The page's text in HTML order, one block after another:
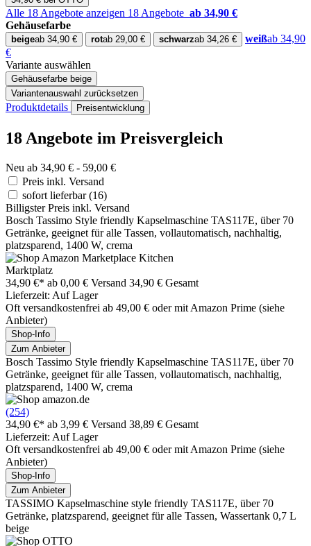
Alle 18 Angebote anzeigen 18 Angebote ab 34,90 €
Gehäusefarbe
beigeab 34,90 € rotab 29,00 € schwarzab 34,26 € weißab 34,90
€
Variante auswählen
Gehäusefarbe beige
Variantenauswahl zurücksetzen
Produktdetails Preisentwicklung
18 Angebote im Preisvergleich
Neu ab 34,90 € - 59,00 €
Preis inkl. Versand
sofort lieferbar(16)
Billigster Preis inkl. Versand
Bosch Tassimo Style friendly Kapselmaschine TAS117E, über 70
Getränke, geeignet für alle Tassen, vollautomatisch, nachhaltig,
platzsparend, 1400 W, crema
Marktplatz
34,90 €* ab 0,00 € Versand 34,90 € Gesamt
Lieferzeit: Auf Lager
Oft versandkostenfrei ab 49,00 € oder mit Amazon Prime (siehe
Anbieter)
Shop-Info
Zum Anbieter
Bosch Tassimo Style friendly Kapselmaschine TAS117E, über 70
Getränke, geeignet für alle Tassen, vollautomatisch, nachhaltig,
platzsparend, 1400 W, crema
(254)
34,90 €* ab 3,99 € Versand 38,89 € Gesamt
Lieferzeit: Auf Lager
Oft versandkostenfrei ab 49,00 € oder mit Amazon Prime (siehe
Anbieter)
Shop-Info
Zum Anbieter
TASSIMO Kapselmaschine style friendly TAS117E, über 70
Getränke, platzsparend, geeignet für alle Tassen, Wassertank 0,7 L
beige